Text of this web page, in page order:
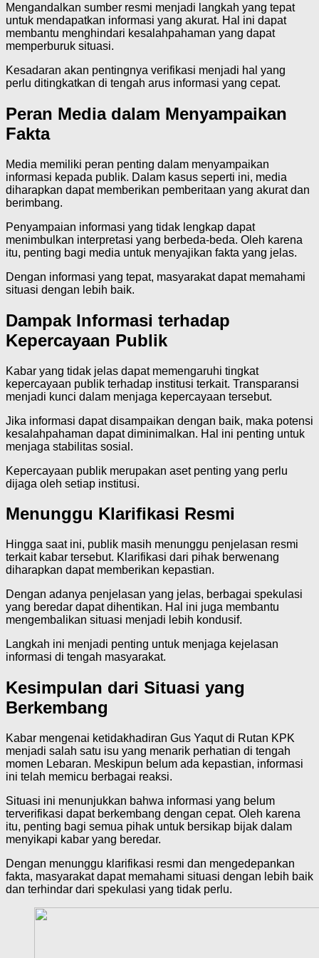
Mengandalkan sumber resmi menjadi langkah yang tepat
untuk mendapatkan informasi yang akurat. Hal ini dapat
membantu menghindari kesalahpahaman yang dapat
memperburuk situasi.
Kesadaran akan pentingnya verifikasi menjadi hal yang
perlu ditingkatkan di tengah arus informasi yang cepat.
Peran Media dalam Menyampaikan
Fakta
Media memiliki peran penting dalam menyampaikan
informasi kepada publik. Dalam kasus seperti ini, media
diharapkan dapat memberikan pemberitaan yang akurat dan
berimbang.
Penyampaian informasi yang tidak lengkap dapat
menimbulkan interpretasi yang berbeda-beda. Oleh karena
itu, penting bagi media untuk menyajikan fakta yang jelas.
Dengan informasi yang tepat, masyarakat dapat memahami
situasi dengan lebih baik.
Dampak Informasi terhadap
Kepercayaan Publik
Kabar yang tidak jelas dapat memengaruhi tingkat
kepercayaan publik terhadap institusi terkait. Transparansi
menjadi kunci dalam menjaga kepercayaan tersebut.
Jika informasi dapat disampaikan dengan baik, maka potensi
kesalahpahaman dapat diminimalkan. Hal ini penting untuk
menjaga stabilitas sosial.
Kepercayaan publik merupakan aset penting yang perlu
dijaga oleh setiap institusi.
Menunggu Klarifikasi Resmi
Hingga saat ini, publik masih menunggu penjelasan resmi
terkait kabar tersebut. Klarifikasi dari pihak berwenang
diharapkan dapat memberikan kepastian.
Dengan adanya penjelasan yang jelas, berbagai spekulasi
yang beredar dapat dihentikan. Hal ini juga membantu
mengembalikan situasi menjadi lebih kondusif.
Langkah ini menjadi penting untuk menjaga kejelasan
informasi di tengah masyarakat.
Kesimpulan dari Situasi yang
Berkembang
Kabar mengenai ketidakhadiran Gus Yaqut di Rutan KPK
menjadi salah satu isu yang menarik perhatian di tengah
momen Lebaran. Meskipun belum ada kepastian, informasi
ini telah memicu berbagai reaksi.
Situasi ini menunjukkan bahwa informasi yang belum
terverifikasi dapat berkembang dengan cepat. Oleh karena
itu, penting bagi semua pihak untuk bersikap bijak dalam
menyikapi kabar yang beredar.
Dengan menunggu klarifikasi resmi dan mengedepankan
fakta, masyarakat dapat memahami situasi dengan lebih baik
dan terhindar dari spekulasi yang tidak perlu.